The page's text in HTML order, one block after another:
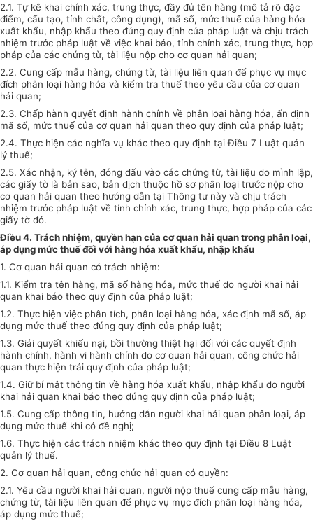
2.1. Tự kê khai chính xác, trung thực, đầy đủ tên hàng (mô tả rõ đặc
điểm, cấu tạo, tính chất, công dụng), mã số, mức thuế của hàng hóa
xuất khẩu, nhập khẩu theo đúng quy định của pháp luật và chịu trách
nhiệm trước pháp luật về việc khai báo, tính chính xác, trung thực, hợp
pháp của các chứng từ, tài liệu nộp cho cơ quan hải quan;
2.2. Cung cấp mẫu hàng, chứng từ, tài liệu liên quan để phục vụ mục
đích phân loại hàng hóa và kiểm tra thuế theo yêu cầu của cơ quan
hải quan;
2.3. Chấp hành quyết định hành chính về phân loại hàng hóa, ấn định
mã số, mức thuế của cơ quan hải quan theo quy định của pháp luật;
2.4. Thực hiện các nghĩa vụ khác theo quy định tại Điều 7 Luật quản
lý thuế;
2.5. Xác nhận, ký tên, đóng dấu vào các chứng từ, tài liệu do mình lập,
các giấy tờ là bản sao, bản dịch thuộc hồ sơ phân loại trước nộp cho
cơ quan hải quan theo hướng dẫn tại Thông tư này và chịu trách
nhiệm trước pháp luật về tính chính xác, trung thực, hợp pháp của các
giấy tờ đó.
Điều 4. Trách nhiệm, quyền hạn của cơ quan hải quan trong phân loại,
áp dụng mức thuế đối với hàng hóa xuất khẩu, nhập khẩu
1. Cơ quan hải quan có trách nhiệm:
1.1. Kiểm tra tên hàng, mã số hàng hóa, mức thuế do người khai hải
quan khai báo theo quy định của pháp luật;
1.2. Thực hiện việc phân tích, phân loại hàng hóa, xác định mã số, áp
dụng mức thuế theo đúng quy định của pháp luật;
1.3. Giải quyết khiếu nại, bồi thường thiệt hại đối với các quyết định
hành chính, hành vi hành chính do cơ quan hải quan, công chức hải
quan thực hiện trái quy định của pháp luật;
1.4. Giữ bí mật thông tin về hàng hóa xuất khẩu, nhập khẩu do người
khai hải quan khai báo theo đúng quy định của pháp luật;
1.5. Cung cấp thông tin, hướng dẫn người khai hải quan phân loại, áp
dụng mức thuế khi có đề nghị;
1.6. Thực hiện các trách nhiệm khác theo quy định tại Điều 8 Luật
quản lý thuế.
2. Cơ quan hải quan, công chức hải quan có quyền:
2.1. Yêu cầu người khai hải quan, người nộp thuế cung cấp mẫu hàng,
chứng từ, tài liệu liên quan để phục vụ mục đích phân loại hàng hóa,
áp dụng mức thuế;